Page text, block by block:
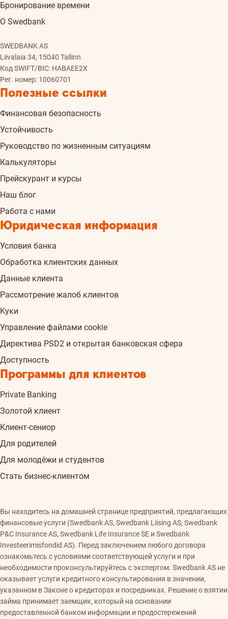
Бронирование времени
О Swedbank
SWEDBANK AS
Liivalaia 34, 15040 Tallinn
Код SWIFT/BIC: HABAEE2X
Рег. номер: 10060701
Полезные ссылки
Финансовая безопасность
Устойчивость
Руководство по жизненным ситуациям
Калькуляторы
Прейскурант и курсы
Наш блог
Работа с нами
Юридическая информация
Условия банка
Обработка клиентских данных
Данные клиента
Рассмотрение жалоб клиентов
Kуки
Управление файлами cookie
Директива PSD2 и открытая банковская сфера
Доступность
Программы для клиентов
Private Banking
Золотой клиент
Клиент-сениор
Для родителей
Для молодёжи и студентов
Стать бизнес-клиентом
Вы находитесь на домашней странице предприятий, предлагающих
финансовые услуги (Swedbank AS, Swedbank Liising AS, Swedbank
P&C Insurance AS, Swedbank Life Insurance SE и Swedbank
Investeerimisfondid AS). Перед заключением любого договора
ознакомьтесь с условиями соответствующей услуги и при
необходимости проконсультируйтесь с экспертом. Swedbank AS не
оказывает услуги кредитного консультирования в значении,
указанном в Законе о кредиторах и посредниках. Решение о взятии
займа принимает заемщик, который на основании
предоставленной банком информации и предостережений